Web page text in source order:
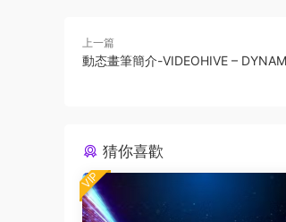
上一篇
動态畫筆簡介-VIDEOHIVE –
猜你喜歡
VIP